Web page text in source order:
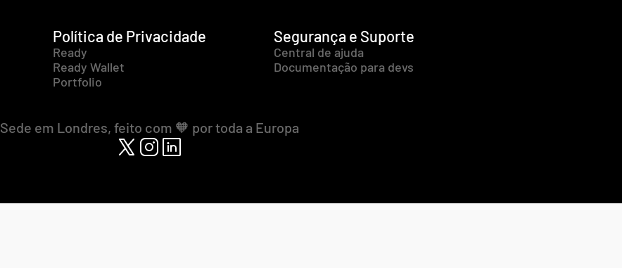
Política de Privacidade
Ready
Ready Wallet
Portfolio
Segurança e Suporte
Central de ajuda
Documentação para devs
Sede em Londres, feito com 🧡 por toda a Europa